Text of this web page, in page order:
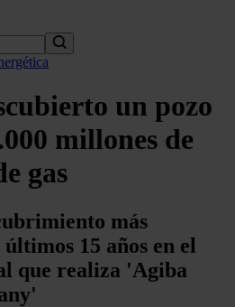
un pozo
millones de
gas
más
15 años en el
que realiza 'Agiba